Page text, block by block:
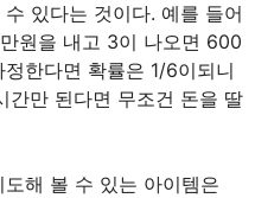
있다는 것이다. 예를 들어
원을 내고 3이 나오면 600
한다면 확률은 1/6이되니
간만 된다면 무조건 돈을 딸
도해 볼 수 있는 아이템은